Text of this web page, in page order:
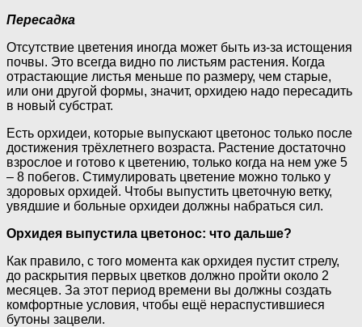
Пересадка
Отсутствие цветения иногда может быть из-за истощения
почвы. Это всегда видно по листьям растения. Когда
отрастающие листья меньше по размеру, чем старые,
или они другой формы, значит, орхидею надо пересадить
в новый субстрат.
Есть орхидеи, которые выпускают цветонос только после
достижения трёхлетнего возраста. Растение достаточно
взрослое и готово к цветению, только когда на нем уже 5
– 8 побегов. Стимулировать цветение можно только у
здоровых орхидей. Чтобы выпустить цветочную ветку,
увядшие и больные орхидеи должны набраться сил.
Орхидея выпустила цветонос: что дальше?
Как правило, с того момента как орхидея пустит стрелу,
до раскрытия первых цветков должно пройти около 2
месяцев. За этот период времени вы должны создать
комфортные условия, чтобы ещё нераспустившиеся
бутоны зацвели.